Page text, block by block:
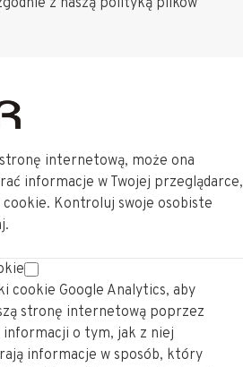
z naszą polityką plików
internetową, może ona
informacje w Twojej przeglądarce,
cookie. Kontroluj swoje osobiste
cookie Google Analytics, aby
stronę internetową poprzez
o tym, jak z niej
informacje w sposób, który